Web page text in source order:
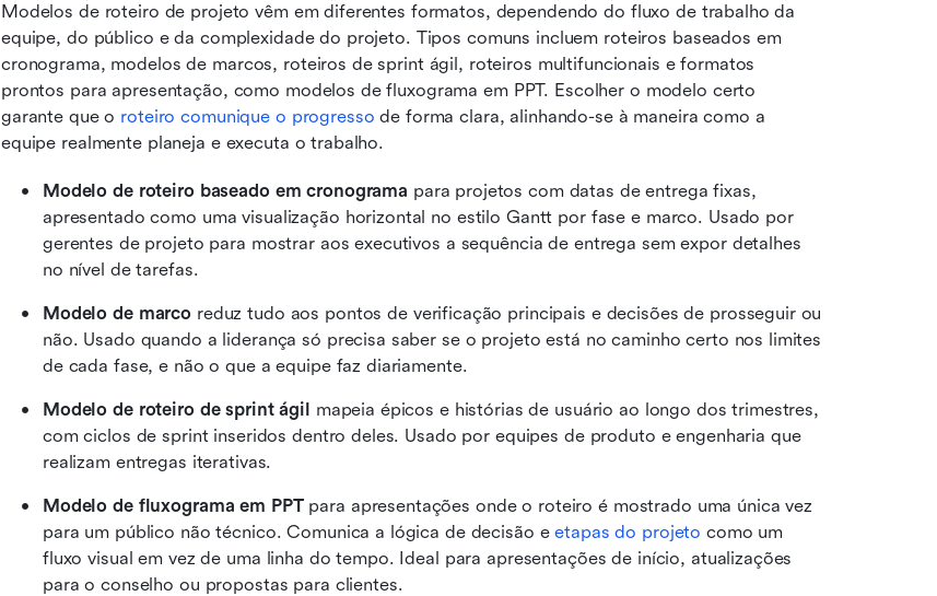
Modelos de roteiro de projeto vêm em diferentes formatos, dependendo do fluxo de trabalho da
equipe, do público e da complexidade do projeto. Tipos comuns incluem roteiros baseados em
cronograma, modelos de marcos, roteiros de sprint ágil, roteiros multifuncionais e formatos
prontos para apresentação, como modelos de fluxograma em PPT. Escolher o modelo certo
garante que o roteiro comunique o progresso de forma clara, alinhando-se à maneira como a
equipe realmente planeja e executa o trabalho.
Modelo de roteiro baseado em cronograma para projetos com datas de entrega fixas,
apresentado como uma visualização horizontal no estilo Gantt por fase e marco. Usado por
gerentes de projeto para mostrar aos executivos a sequência de entrega sem expor detalhes
no nível de tarefas.
Modelo de marco reduz tudo aos pontos de verificação principais e decisões de prosseguir ou
não. Usado quando a liderança só precisa saber se o projeto está no caminho certo nos limites
de cada fase, e não o que a equipe faz diariamente.
Modelo de roteiro de sprint ágil mapeia épicos e histórias de usuário ao longo dos trimestres,
com ciclos de sprint inseridos dentro deles. Usado por equipes de produto e engenharia que
realizam entregas iterativas.
Modelo de fluxograma em PPT para apresentações onde o roteiro é mostrado uma única vez
para um público não técnico. Comunica a lógica de decisão e etapas do projeto como um
fluxo visual em vez de uma linha do tempo. Ideal para apresentações de início, atualizações
para o conselho ou propostas para clientes.